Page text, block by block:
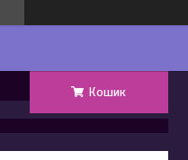
Кошик